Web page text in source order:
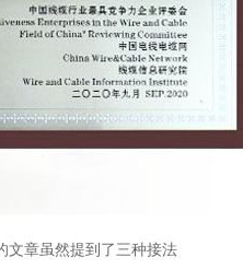
文章虽然提到了三种接法